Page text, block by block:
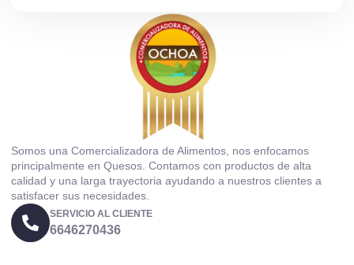
Somos una Comercializadora de Alimentos, nos enfocamos
principalmente en Quesos. Contamos con productos de alta
calidad y una larga trayectoria ayudando a nuestros clientes a
satisfacer sus necesidades.
SERVICIO AL CLIENTE
6646270436